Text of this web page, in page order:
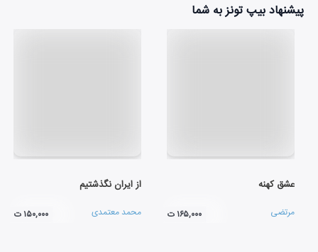
پیشنهاد بیپ تونز به شما
عشق کهنه
مرتضی ۱۶۵,۰۰۰ ت
از ایران نگذشتیم
محمد معتمدی ۱۵۰,۰۰۰ ت